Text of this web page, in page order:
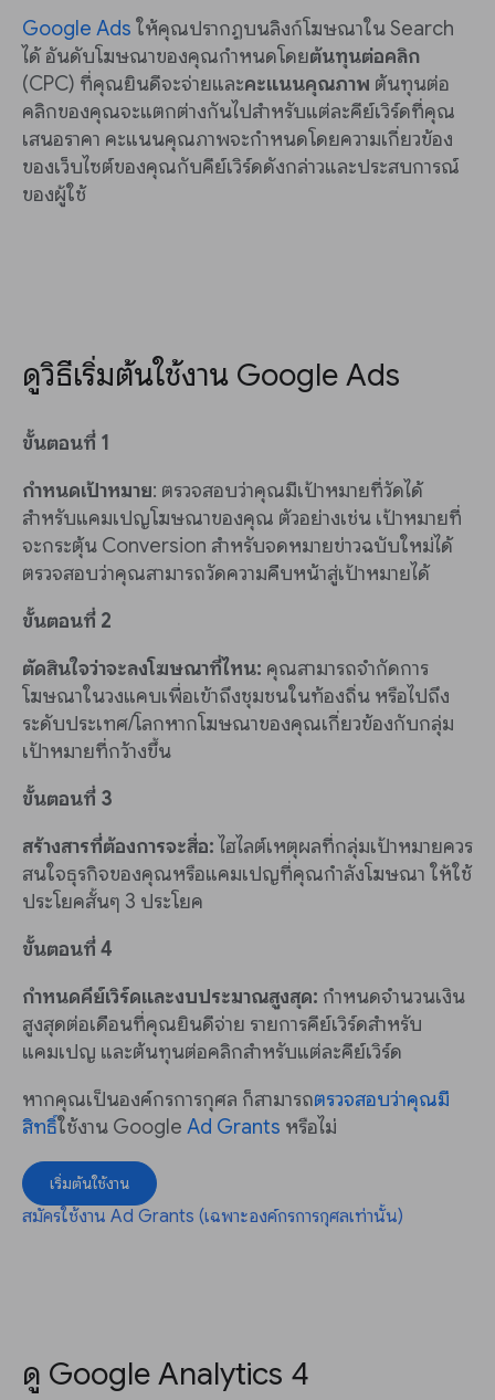
Google Ads ให้คุณปรากฏบนลิงก์โฆษณาใน Search
ได้ อันดับโฆษณาของคุณกำหนดโดยต้นทุนต่อคลิก
(CPC) ที่คุณยินดีจะจ่ายและคะแนนคุณภาพ ต้นทุนต่อ
คลิกของคุณจะแตกต่างกันไปสำหรับแต่ละคีย์เวิร์ดที่คุณ
เสนอราคา คะแนนคุณภาพจะกำหนดโดยความเกี่ยวข้อง
ของเว็บไซต์ของคุณกับคีย์เวิร์ดดังกล่าวและประสบการณ์
ของผู้ใช้
ดูวิธีเริ่มต้นใช้งาน Google Ads
ขั้นตอนที่ 1
กำหนดเป้าหมาย: ตรวจสอบว่าคุณมีเป้าหมายที่วัดได้
สำหรับแคมเปญโฆษณาของคุณ ตัวอย่างเช่น เป้าหมายที่
จะกระตุ้น Conversion สำหรับจดหมายข่าวฉบับใหม่ได้
ตรวจสอบว่าคุณสามารถวัดความคืบหน้าสู่เป้าหมายได้
ขั้นตอนที่ 2
ตัดสินใจว่าจะลงโฆษณาที่ไหน: คุณสามารถจำกัดการ
โฆษณาในวงแคบเพื่อเข้าถึงชุมชนในท้องถิ่น หรือไปถึง
ระดับประเทศ/โลกหากโฆษณาของคุณเกี่ยวข้องกับกลุ่ม
เป้าหมายที่กว้างขึ้น
ขั้นตอนที่ 3
สร้างสารที่ต้องการจะสื่อ: ไฮไลต์เหตุผลที่กลุ่มเป้าหมายควร
สนใจธุรกิจของคุณหรือแคมเปญที่คุณกำลังโฆษณา ให้ใช้
ประโยคสั้นๆ 3 ประโยค
ขั้นตอนที่ 4
กำหนดคีย์เวิร์ดและงบประมาณสูงสุด: กำหนดจำนวนเงิน
สูงสุดต่อเดือนที่คุณยินดีจ่าย รายการคีย์เวิร์ดสำหรับ
แคมเปญ และต้นทุนต่อคลิกสำหรับแต่ละคีย์เวิร์ด
หากคุณเป็นองค์กรการกุศล ก็สามารถตรวจสอบว่าคุณมี
สิทธิ์ใช้งาน Google Ad Grants หรือไม่
เริ่มต้นใช้งาน
สมัครใช้งาน Ad Grants (เฉพาะองค์กรการกุศลเท่านั้น)
ดู Google Analytics 4